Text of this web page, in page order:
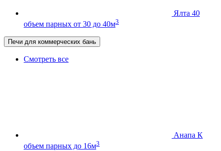
Ялта 40
объем парных от 30 до 40м3
Печи для коммерческих бань
Смотреть все
Анапа К
объем парных до 16м3